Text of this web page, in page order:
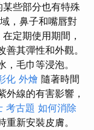
某些部分也有特殊
，鼻子和嘴唇對
在定期使用期間，
其彈性和外觀。
毛巾等浸泡。
化 外燴 隨著時間
外線的有害影響，
考古題 如何消除
新安裝皮膚。